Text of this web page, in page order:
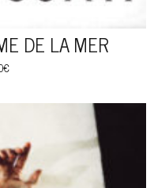
DE LA MER
€